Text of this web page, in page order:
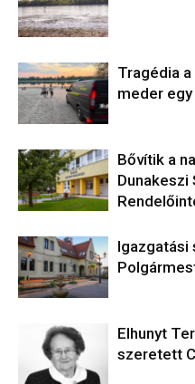
Tragédia a
meder
Bővítik a
Dunakeszi
Igazgatási
Elhunyt
szeretett